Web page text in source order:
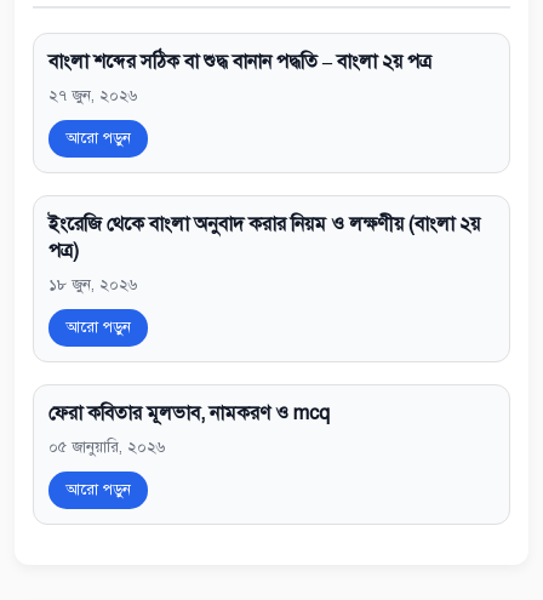
বাংলা শব্দের সঠিক বা শুদ্ধ বানান পদ্ধতি – বাংলা ২য় পত্র
২৭ জুন, ২০২৬
আরো পড়ুন
ইংরেজি থেকে বাংলা অনুবাদ করার নিয়ম ও লক্ষণীয় (বাংলা ২য়
পত্র)
১৮ জুন, ২০২৬
আরো পড়ুন
ফেরা কবিতার মূলভাব, নামকরণ ও mcq
০৫ জানুয়ারি, ২০২৬
আরো পড়ুন